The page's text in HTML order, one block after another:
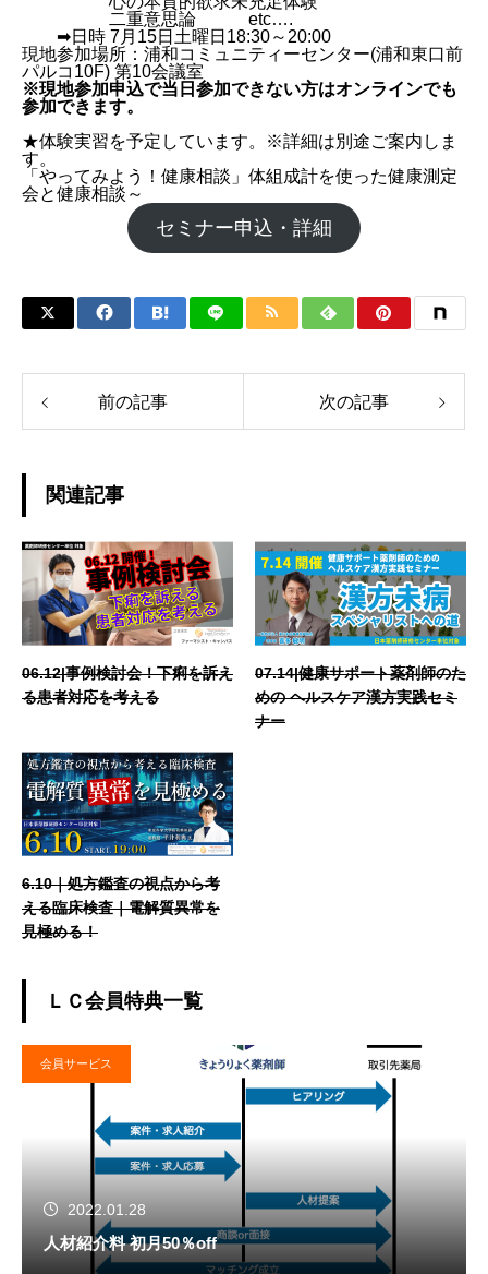
二重意思論 etc….
➡日時 7月15日土曜日18:30～20:00
現地参加場所：浦和コミュニティーセンター(浦和東口前
パルコ10F) 第10会議室
※現地参加申込で当日参加できない方はオンラインでも
参加できます。
★体験実習を予定しています。※詳細は別途ご案内しま
す。
「やってみよう！健康相談」体組成計を使った健康測定
会と健康相談～
セミナー申込・詳細
前の記事 次の記事
関連記事
06.12|事例検討会！下痢を訴え
る患者対応を考える
07.14|健康サポート薬剤師のた
めの ヘルスケア漢方実践セミ
ナー
6.10｜処方鑑査の視点から考
える臨床検査｜電解質異常を
見極める！
ＬＣ会員特典一覧
会員サービス
2022.01.28
人材紹介料 初月50％off